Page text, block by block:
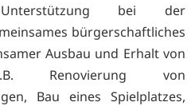
bei der
bürgerschaftliches
Ausbau und Erhalt von
Renovierung von
Bau eines Spielplatzes,